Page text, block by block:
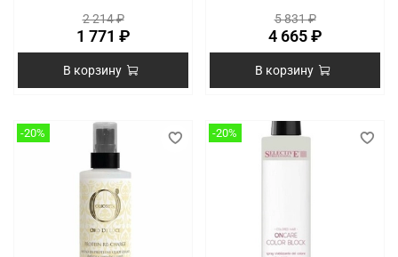
2 214 ₽
1 771 ₽
В корзину
5 831 ₽
4 665 ₽
В корзину
-20% -20%